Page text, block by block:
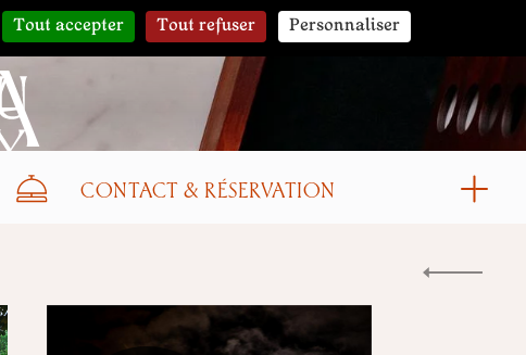
CONTACT & RÉSERVATION
Tout accepter Tout refuser Personnaliser